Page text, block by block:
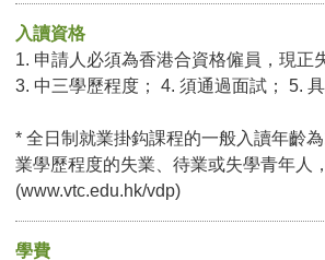
入讀資格
1. 申請人必須為香港合資格僱員，現正
3. 中三學歷程度； 4. 須通過面試； 5.
* 全日制就業掛鈎課程的一般入讀年齡
業學歷程度的失業、待業或失學青年人
(www.vtc.edu.hk/vdp)
學費